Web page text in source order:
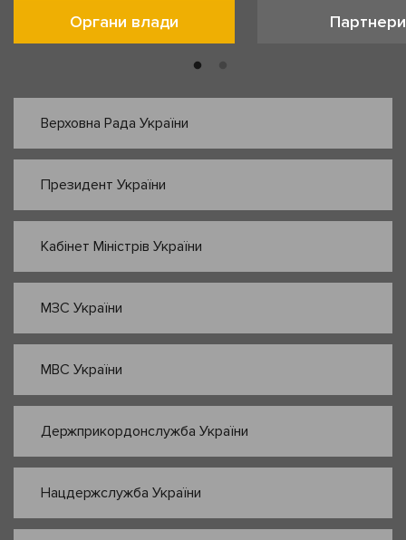
Органи влади Партнери
Верховна Рада України
Президент України
Кабінет Міністрів України
МЗС України
МВС України
Держприкордонслужба України
Нацдержслужба України